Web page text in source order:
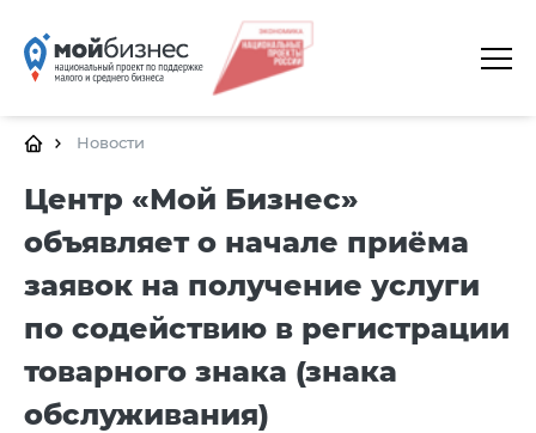
ГЛАВНАЯ
ГАЛЕРЕЯ
ЦЕНТРЫ
КАЛЕНДАРЬ МЕРОПРИЯТИЙ
ДОКУМЕНТЫ
ПОЛЕЗНЫЕ ССЫЛКИ
Новости
Центр «Мой Бизнес»
объявляет о начале приёма
заявок на получение услуги
по содействию в регистрации
товарного знака (знака
обслуживания)